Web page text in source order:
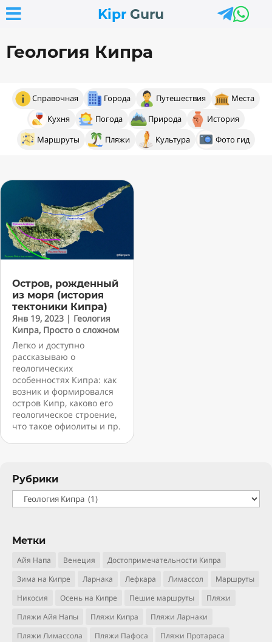
Kipr Guru
 
Геология Кипра
Справочная Города Путешествия
Места
Кухня
Погода Природа
История
Маршруты
Пляжи Культура Фото гид
Остров, рожденный
из моря (история
тектоники Кипра)
Янв 19, 2023 | Геология
Кипра, Просто о сложном
Легко и доступно
рассказываю о
геологических
особенностях Кипра: как
возник и формировался
остров Кипр, каково его
геологическое строение,
что такое офиолиты и пр.
Рубрики
Рубрики
Метки
Айя Напа Венеция
Достопримечательности Кипра
Зима на Кипре
Ларнака Лефкара Лимассол
Маршруты
Никосия
Осень на Кипре Пешие маршруты
Пляжи
Пляжи Айя Напы
Пляжи Кипра
Пляжи Ларнаки
Пляжи Лимассола
Пляжи Пафоса
Пляжи Протараса